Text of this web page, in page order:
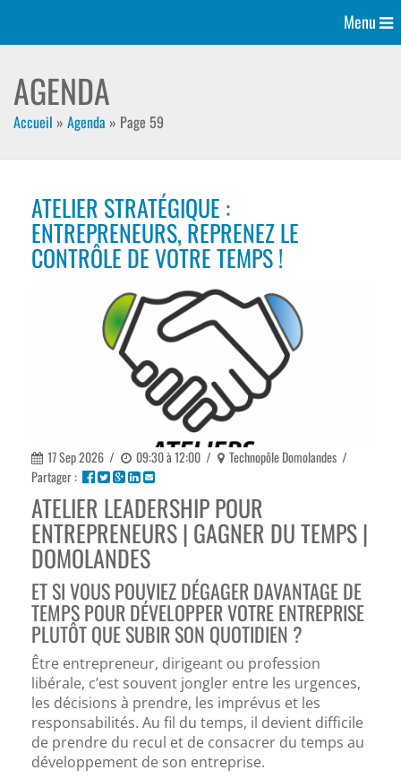
Menu
AGENDA
Accueil » Agenda » Page 59
ATELIER STRATÉGIQUE :
ENTREPRENEURS, REPRENEZ LE
CONTRÔLE DE VOTRE TEMPS !
17 Sep 2026 / 09:30 à 12:00 / Technopôle Domolandes /
Partager :
ATELIER LEADERSHIP POUR
ENTREPRENEURS | GAGNER DU TEMPS |
DOMOLANDES
ET SI VOUS POUVIEZ DÉGAGER DAVANTAGE DE
TEMPS POUR DÉVELOPPER VOTRE ENTREPRISE
PLUTÔT QUE SUBIR SON QUOTIDIEN ?
Être entrepreneur, dirigeant ou profession
libérale, c’est souvent jongler entre les urgences,
les décisions à prendre, les imprévus et les
responsabilités. Au fil du temps, il devient difficile
de prendre du recul et de consacrer du temps au
développement de son entreprise.